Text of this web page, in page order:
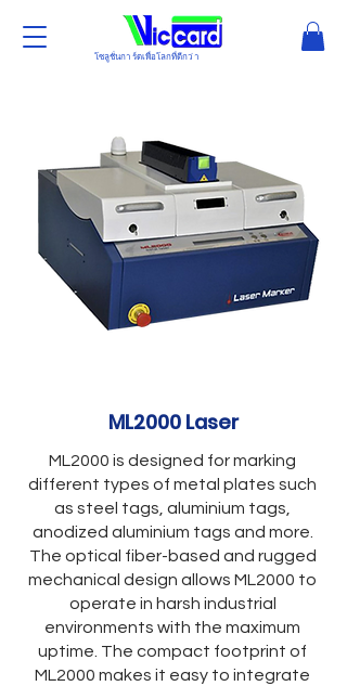
โซลูชั่นการ์ดเพื่อโลกที่ดีกว่า
ML2000 Laser
ML2000 is designed for marking
different types of metal plates such
as steel tags, aluminium tags,
anodized aluminium tags and more.
The optical fiber-based and rugged
mechanical design allows ML2000 to
operate in harsh industrial
environments with the maximum
uptime. The compact footprint of
ML2000 makes it easy to integrate